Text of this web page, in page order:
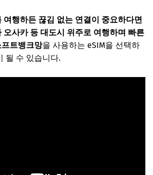
여행하든 끊김 없는 연결이 중요하다면
오사카 등 대도시 위주로 여행하며 빠른
트뱅크망을 사용하는 eSIM을 선택하
될 수 있습니다.